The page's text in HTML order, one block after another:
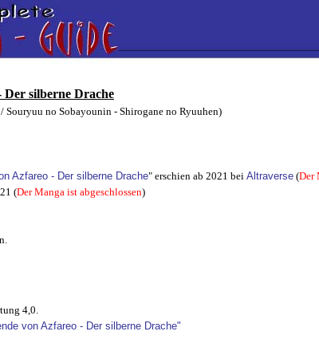
Der silberne Drache
no Sobayounin - Shirogane no Ryuuhen)
Azfareo - Der silberne Drache" erschien ab 2021 bei Altraverse (Der
(Der Manga ist abgeschlossen)
4,0.
von Azfareo - Der silberne Drache"